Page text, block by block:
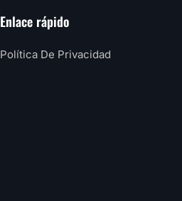
Enlace rápido
Política De Privacidad